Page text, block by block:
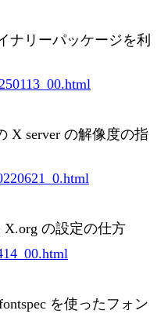
ナリーパッケージを利
X server の解像度の指
X.org の設定の仕方
を使ったフォン